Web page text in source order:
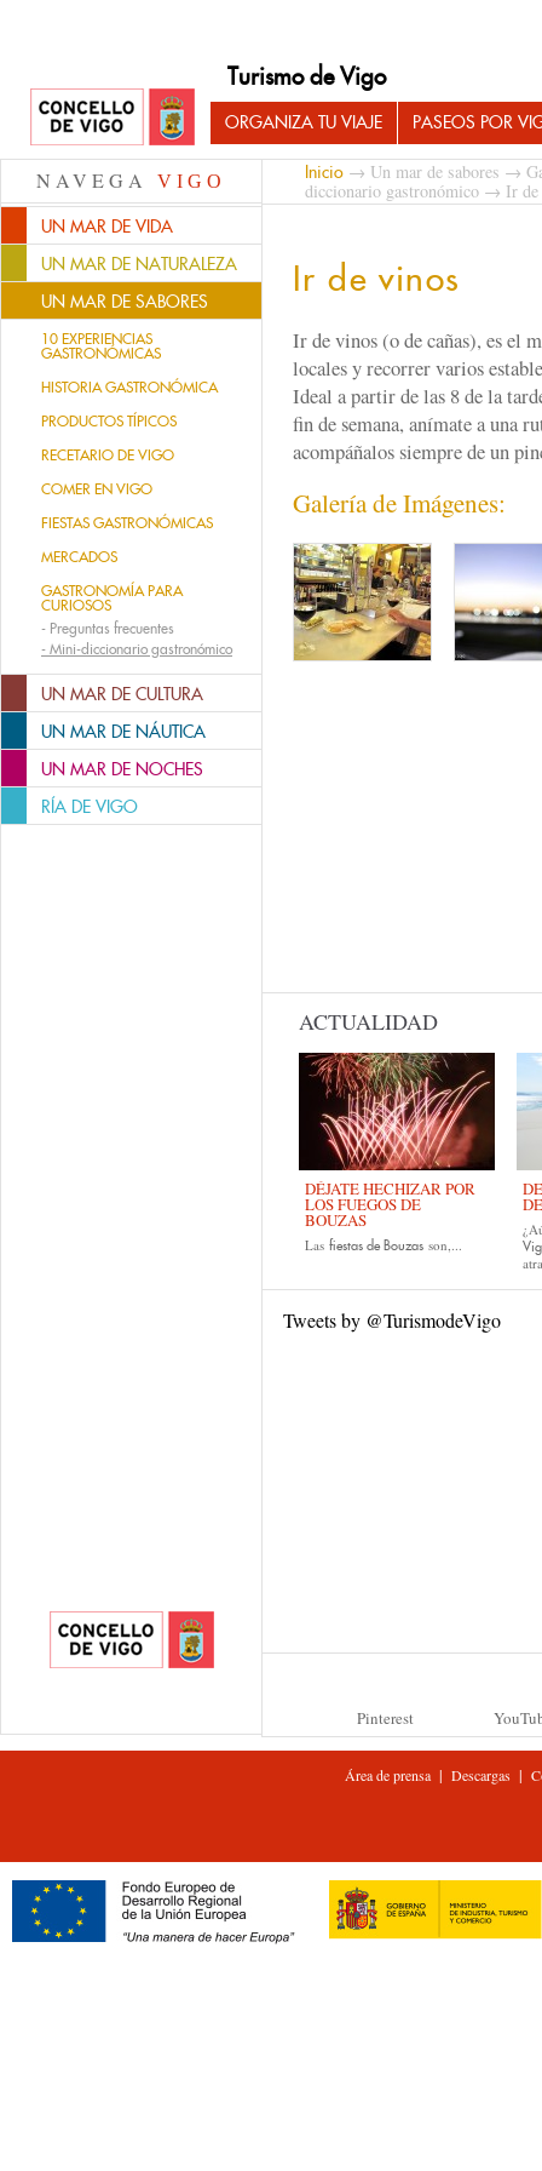
Turismo de Vigo
ORGANIZA TU VIAJE PASEOS POR
NAVEGA VIGO
UN MAR DE VIDA
UN MAR DE NATURALEZA
UN MAR DE SABORES
10 EXPERIENCIAS
GASTRONÓMICAS
HISTORIA GASTRONÓMICA
PRODUCTOS TÍPICOS
RECETARIO DE VIGO
COMER EN VIGO
FIESTAS GASTRONÓMICAS
MERCADOS
GASTRONOMÍA PARA
CURIOSOS
- Preguntas frecuentes
- Mini-diccionario gastronómico
UN MAR DE CULTURA
UN MAR DE NÁUTICA
UN MAR DE NOCHES
RÍA DE VIGO
Inicio → Un mar de sabores →
diccionario gastronómico → Ir de
Ir de vinos
Ir de vinos (o de cañas), es el
locales y recorrer varios
Ideal a partir de las 8 de la
fin de semana, anímate a una
acompáñalos siempre de un
Galería de Imágenes:
ACTUALIDAD
DÉJATE HECHIZAR POR
LOS FUEGOS DE
BOUZAS
Las fiestas de Bouzas son,...
Tweets by @TurismodeVigo
Pinterest
Área de prensa| Descargas|